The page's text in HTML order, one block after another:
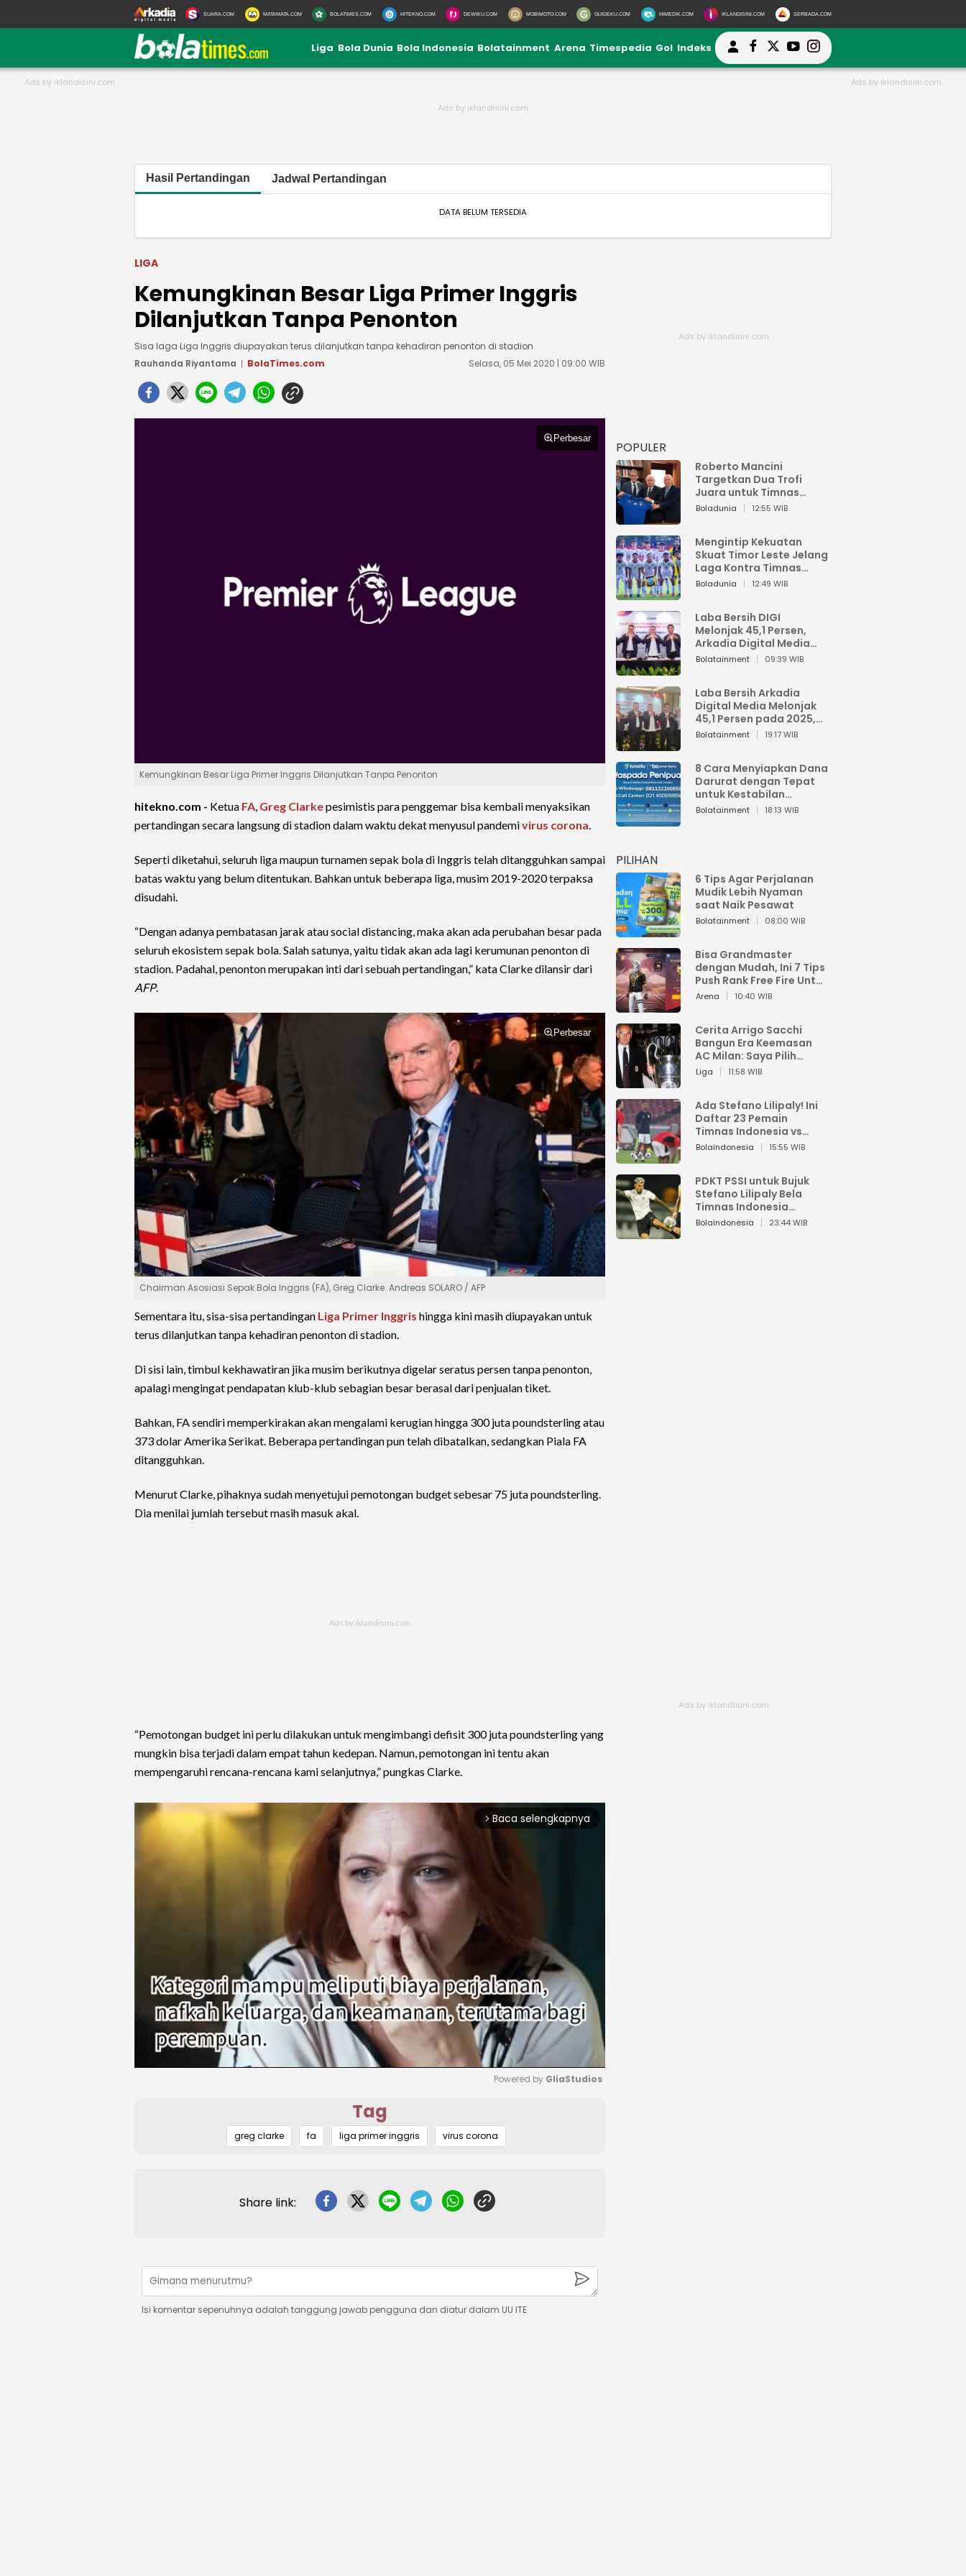
SUARA.COM MATAMATA.COM BOLATIMES.COM HITEKNO.COM DEWIKU.COM MOBIMOTO.COM GUIDEKU.COM HIMEDIK.COM IKLANDISINI.COM SERBADA.COM
Liga Bola Dunia Bola Indonesia Bolatainment Arena Timespedia Gol Indeks
Hasil Pertandingan Jadwal Pertandingan
DATA BELUM TERSEDIA
LIGA
Kemungkinan Besar Liga Primer Inggris
Dilanjutkan Tanpa Penonton
Sisa laga Liga Inggris diupayakan terus dilanjutkan tanpa kehadiran penonton di stadion
Rauhanda Riyantama
BolaTimes.com Selasa, 05 Mei 2020 | 09:00 WIB
Perbesar
Kemungkinan Besar Liga Primer Inggris Dilanjutkan Tanpa Penonton
hitekno.com - Ketua FA, Greg Clarkepesimistis para penggemar bisa kembali menyaksikan
pertandingan secara langsung di stadion dalam waktu dekat menyusul pandemivirus corona.
Seperti diketahui, seluruh liga maupun turnamen sepak bola di Inggris telah ditangguhkan sampai
batas waktu yang belum ditentukan. Bahkan untuk beberapa liga, musim 2019-2020 terpaksa
disudahi.
“Dengan adanya pembatasan jarak atau social distancing, maka akan ada perubahan besar pada
seluruh ekosistem sepak bola. Salah satunya, yaitu tidak akan ada lagi kerumunan penonton di
stadion. Padahal, penonton merupakan inti dari sebuah pertandingan,” kata Clarke dilansir dari
AFP.
Perbesar
Chairman Asosiasi Sepak Bola Inggris (FA), Greg Clarke. Andreas SOLARO / AFP
Sementara itu, sisa-sisa pertandingan Liga Primer Inggris hingga kini masih diupayakan untuk
terus dilanjutkan tanpa kehadiran penonton di stadion.
Di sisi lain, timbul kekhawatiran jika musim berikutnya digelar seratus persen tanpa penonton,
apalagi mengingat pendapatan klub-klub sebagian besar berasal dari penjualan tiket.
Bahkan, FA sendiri memperkirakan akan mengalami kerugian hingga 300 juta poundsterling atau
373 dolar Amerika Serikat. Beberapa pertandingan pun telah dibatalkan, sedangkan Piala FA
ditangguhkan.
Menurut Clarke, pihaknya sudah menyetujui pemotongan budget sebesar 75 juta poundsterling.
Dia menilai jumlah tersebut masih masuk akal.
“Pemotongan budget ini perlu dilakukan untuk mengimbangi defisit 300 juta poundsterling yang
mungkin bisa terjadi dalam empat tahun kedepan. Namun, pemotongan ini tentu akan
mempengaruhi rencana-rencana kami selanjutnya,” pungkas Clarke.
arrow_forward_ios Baca selengkapnya
Powered by GliaStudios
Tag
greg clarke fa liga primer inggris virus corona
Share link:
Isi komentar sepenuhnya adalah tanggung jawab pengguna dan diatur dalam UU ITE
POPULER
Roberto Mancini
Targetkan Dua Trofi
Juara untuk Timnas
Italia
Boladunia 12:55 WIB
Mengintip Kekuatan
Skuat Timor Leste Jelang
Laga Kontra Timnas
Indonesia di Piala AFF
Boladunia 12:49 WIB
Laba Bersih DIGI
Melonjak 45,1 Persen,
Arkadia Digital Media
Perkuat Bisnis AI dan
Bolatainment 09:39 WIB
Laba Bersih Arkadia
Digital Media Melonjak
45,1 Persen pada 2025,
Sentuh Rp1,76 Miliar
Bolatainment 19:17 WIB
8 Cara Menyiapkan Dana
Darurat dengan Tepat
untuk Kestabilan
Keuangan
Bolatainment 18:13 WIB
PILIHAN
6 Tips Agar Perjalanan
Mudik Lebih Nyaman
saat Naik Pesawat
Bolatainment 08:00 WIB
Bisa Grandmaster
dengan Mudah, Ini 7 Tips
Push Rank Free Fire Untuk
Pemula
Arena 10:40 WIB
Cerita Arrigo Sacchi
Bangun Era Keemasan
AC Milan: Saya Pilih
Pemain dari Isi Otaknya
Liga 11:58 WIB
Ada Stefano Lilipaly! Ini
Daftar 23 Pemain
Timnas Indonesia vs
China
Bolaindonesia 15:55 WIB
PDKT PSSI untuk Bujuk
Stefano Lilipaly Bela
Timnas Indonesia
Berakhir Berantakan
Bolaindonesia 23:44 WIB